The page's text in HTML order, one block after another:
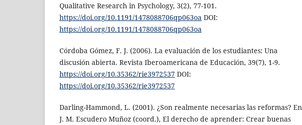
Qualitative Research in Psychology, 3(2), 77-101.
https://doi.org/10.1191/1478088706qp063oa DOI:
https://doi.org/10.1191/1478088706qp063oa
Córdoba Gómez, F. J. (2006). La evaluación de los estudiantes: Una
discusión abierta. Revista Iberoamericana de Educación, 39(7), 1-9.
https://doi.org/10.35362/rie3972537 DOI:
https://doi.org/10.35362/rie3972537
Darling-Hammond, L. (2001). ¿Son realmente necesarias las reformas? En
J. M. Escudero Muñoz (coord.), El derecho de aprender: Crear buenas